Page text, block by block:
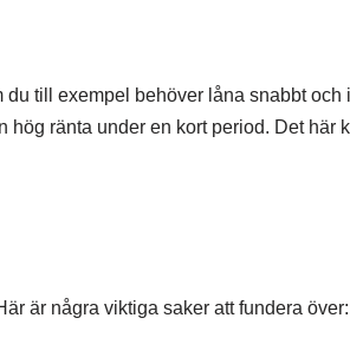
till exempel behöver låna snabbt och
hög ränta under en kort period. Det här
är några viktiga saker att fundera över: